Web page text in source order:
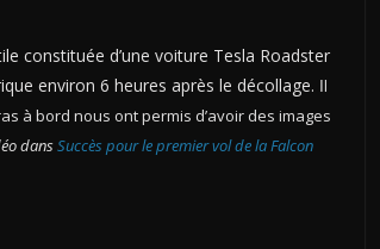
constituée d’une voiture Tesla Roadster
environ 6 heures après le décollage. Il
à bord nous ont permis d’avoir des images
dansSuccès pour le premier vol de la Falcon